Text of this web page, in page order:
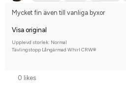
Mycket fin även till vanliga byxor
Visa original
Upplevd storlek: Normal
Tävlingstopp Långärmad Whirl CRW®
0 likes